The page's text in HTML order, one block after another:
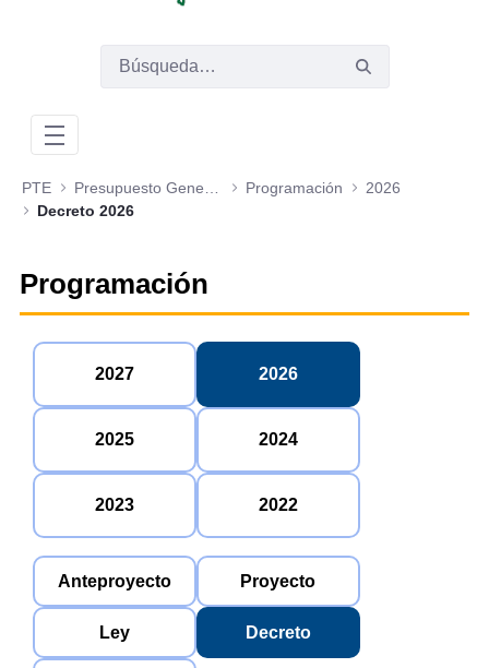
PTE Programación
2026
Decreto 2026
Programación
2027 2026
2025 2024
2023 2022
Anteproyecto Proyecto
Ley Decreto